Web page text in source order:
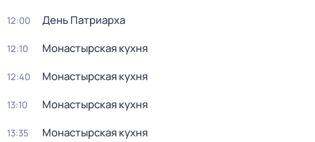
12:00 День Патриарха
12:10 Монастырская кухня
12:40 Монастырская кухня
13:10 Монастырская кухня
13:35 Монастырская кухня